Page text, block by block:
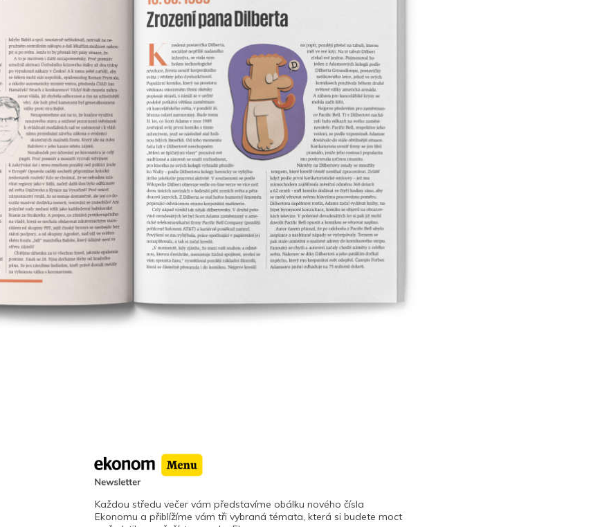
Každou středu večer vám představíme obálku nového čísla
Ekonomu a přiblížíme vám tři vybraná témata, která si budete moct